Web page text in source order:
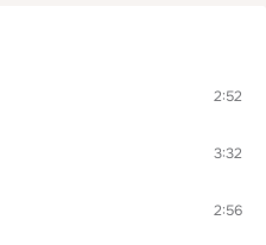
2:52
3:32
2:56